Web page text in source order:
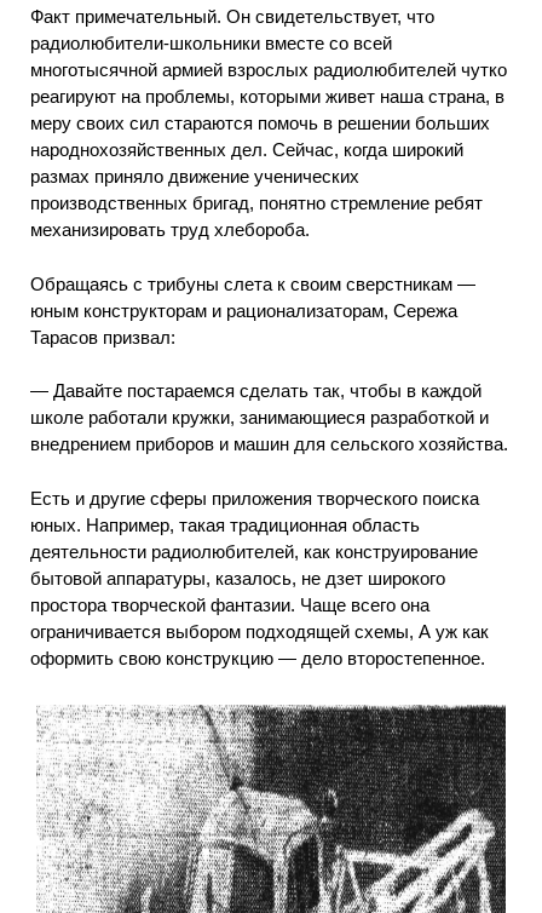
Факт примечательный. Он свидетельствует, что
радиолюбители-школьники вместе со всей
многотысячной армией взрослых радиолюбителей чутко
реагируют на проблемы, которыми живет наша страна, в
меру своих сил стараются помочь в решении больших
народнохозяйственных дел. Сейчас, когда широкий
размах приняло движение ученических
производственных бригад, понятно стремление ребят
механизировать труд хлебороба.
Обращаясь с трибуны слета к своим сверстникам —
юным конструкторам и рационализаторам, Сережа
Тарасов призвал:
— Давайте постараемся сделать так, чтобы в каждой
школе работали кружки, занимающиеся разработкой и
внедрением приборов и машин для сельского хозяйства.
Есть и другие сферы приложения творческого поиска
юных. Например, такая традиционная область
деятельности радиолюбителей, как конструирование
бытовой аппаратуры, казалось, не дзет широкого
простора творческой фантазии. Чаще всего она
ограничивается выбором подходящей схемы, А уж как
оформить свою конструкцию — дело второстепенное.